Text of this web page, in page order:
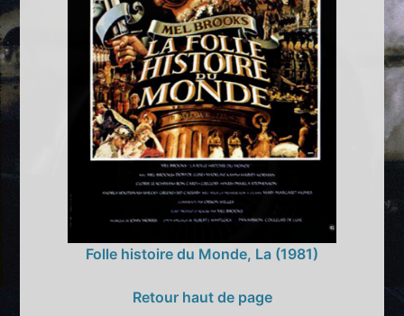
Folle histoire du Monde, La (1981)
Retour haut de page